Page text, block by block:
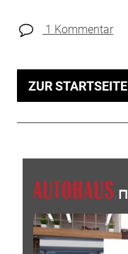
1 Kommentar
ZUR STARTSEITE